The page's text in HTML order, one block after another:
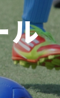
武蔵小杉
（川崎市中原区）
ル